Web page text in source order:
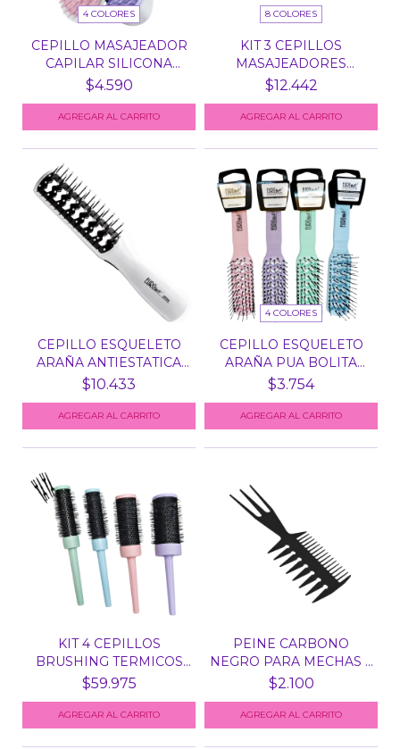
4 COLORES
CEPILLO MASAJEADOR
CAPILAR SILICONA
EURO...
$4.590
AGREGAR AL CARRITO
8 COLORES
KIT 3 CEPILLOS
MASAJEADORES
CAPILARES CU...
$12.442
AGREGAR AL CARRITO
CEPILLO ESQUELETO
ARAÑA ANTIESTATICA
ANT...
$10.433
4 COLORES
CEPILLO ESQUELETO
ARAÑA PUA BOLITA
COLOR...
$3.754
AGREGAR AL CARRITO
KIT 4 CEPILLOS
BRUSHING TERMICOS
COLOR P...
$59.975
AGREGAR AL CARRITO
PEINE CARBONO
NEGRO PARA MECHAS Y
REFLEJ...
$2.100